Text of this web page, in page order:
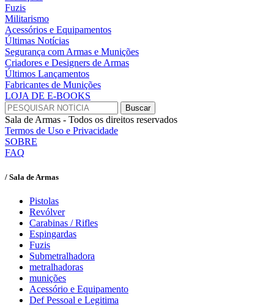
Fuzis
Militarismo
Acessórios e Equipamentos
Últimas Notícias
Segurança com Armas e Munições
Criadores e Designers de Armas
Últimos Lançamentos
Fabricantes de Munições
LOJA DE E-BOOKS
Sala de Armas - Todos os direitos reservados
Termos de Uso e Privacidade
SOBRE
FAQ
/ Sala de Armas
Pistolas
Revólver
Carabinas / Rifles
Espingardas
Fuzis
Submetralhadora
metralhadoras
munições
Acessório e Equipamento
Def Pessoal e Legitima